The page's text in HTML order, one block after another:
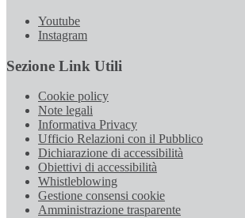
Youtube
Instagram
Sezione Link Utili
Cookie policy
Note legali
Informativa Privacy
Ufficio Relazioni con il Pubblico
Dichiarazione di accessibilità
Obiettivi di accessibilità
Whistleblowing
Gestione consensi cookie
Amministrazione trasparente